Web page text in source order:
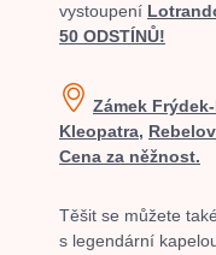
vystoupení
50 ODSTÍNŮ!
Zámek
Kleopatra,
Cena za něžnost.
Těšit se můžete
s legendární